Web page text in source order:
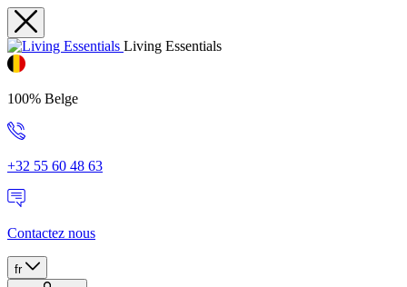
Living Essentials
100% Belge
+32 55 60 48 63
Contactez nous
fr